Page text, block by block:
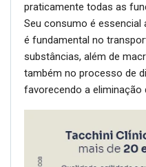
praticamente todas as
Seu consumo é
é fundamental no
substâncias, além de
também no processo de
favorecendo a eliminação